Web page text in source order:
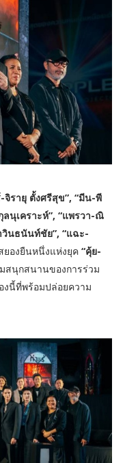
-จิรายุ ตั้งศรีสุข”, “มีน-พี
ลนุเคราะห์”, “แพรวา-ณิ
นธนันท์ชัย”, “แฉะ-
องยืนหนึ่งแห่งยุค“คุ้ย-
สนุกสนานของการร่วม
งนี้ที่พร้อมปล่อยความ